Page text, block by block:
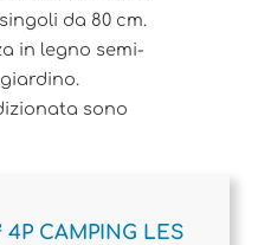
da 80 cm.
in legno semi-
sono
4P CAMPING LES